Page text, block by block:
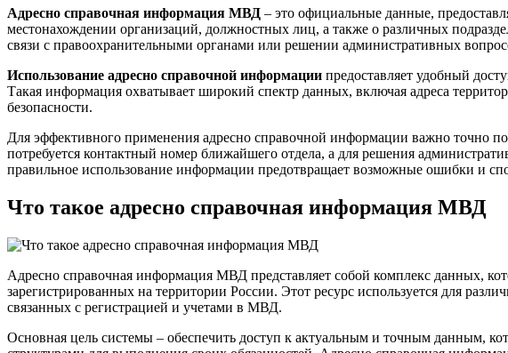
Адресно справочная информация МВД – это официальные данные,
местонахождении организаций, должностных лиц, а также о различных
связи с правоохранительными органами или решении административных
Использование адресно справочной информации предоставляет удобный
Такая информация охватывает широкий спектр данных, включая адреса
безопасности.
Для эффективного применения адресно справочной информации важно точно
потребуется контактный номер ближайшего отдела, а для решения
правильное использование информации предотвращает возможные ошибки и
Что такое адресно справочная информация МВД
Адресно справочная информация МВД представляет собой комплекс данных,
зарегистрированных на территории России. Этот ресурс используется для
связанных с регистрацией и учетами в МВД.
Основная цель системы – обеспечить доступ к актуальным и точным данным,